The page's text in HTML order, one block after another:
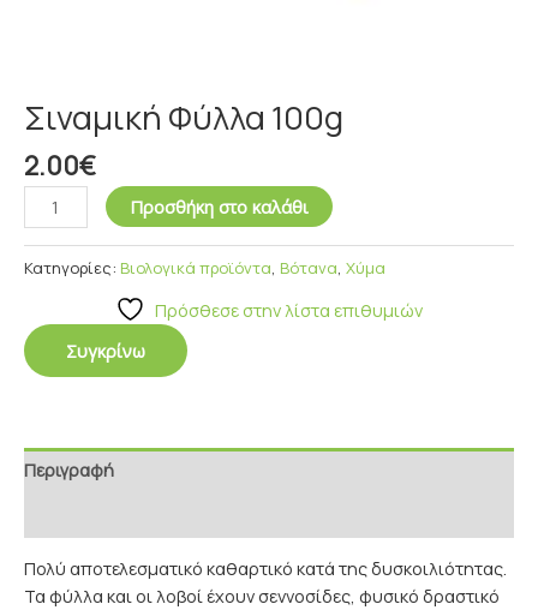
Σιναμική Φύλλα 100g
2.00€
Προσθήκη στο καλάθι
Κατηγορίες: Βιολογικά προϊόντα, Βότανα, Χύμα
Πρόσθεσε στην λίστα επιθυμιών
Συγκρίνω
Περιγραφή
Πολύ αποτελεσματικό καθαρτικό κατά της δυσκοιλιότητας.
Τα φύλλα και οι λοβοί έχουν σεννοσίδες, φυσικό δραστικό